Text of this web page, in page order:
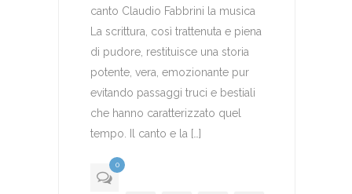
canto Claudio Fabbrini la musica
La scrittura, così trattenuta e piena
di pudore, restituisce una storia
potente, vera, emozionante pur
evitando passaggi truci e bestiali
che hanno caratterizzato quel
tempo. Il canto e la […]
0